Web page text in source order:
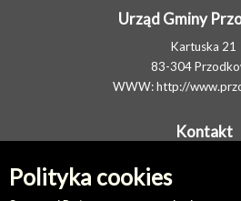
Polityka cookies
Urząd Gminy
Kartuska 21
83-304
WWW:http://
Kontakt
E-MAIL: